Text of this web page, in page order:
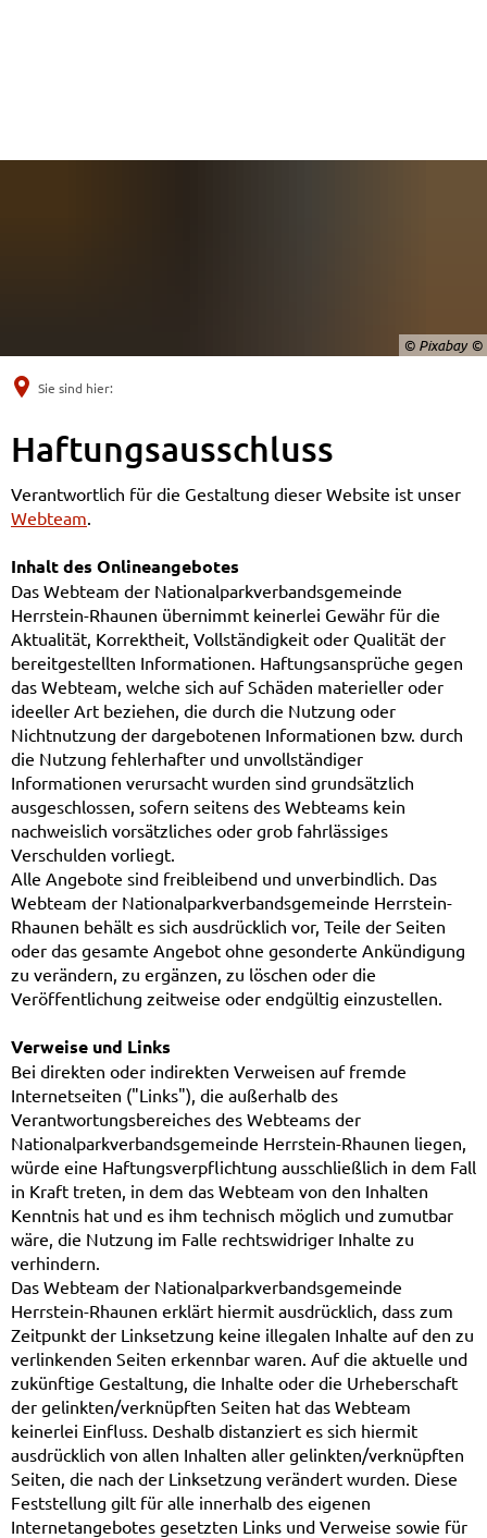
© Pixabay
Sie sind hier:
Haftungsausschluss
Haftungsausschluss
Verantwortlich für die Gestaltung dieser Website ist unser
Webteam.
Inhalt des Onlineangebotes
Das Webteam der Nationalparkverbandsgemeinde
Herrstein-Rhaunen übernimmt keinerlei Gewähr für die
Aktualität, Korrektheit, Vollständigkeit oder Qualität der
bereitgestellten Informationen. Haftungsansprüche gegen
das Webteam, welche sich auf Schäden materieller oder
ideeller Art beziehen, die durch die Nutzung oder
Nichtnutzung der dargebotenen Informationen bzw. durch
die Nutzung fehlerhafter und unvollständiger
Informationen verursacht wurden sind grundsätzlich
ausgeschlossen, sofern seitens des Webteams kein
nachweislich vorsätzliches oder grob fahrlässiges
Verschulden vorliegt.
Alle Angebote sind freibleibend und unverbindlich. Das
Webteam der Nationalparkverbandsgemeinde Herrstein-
Rhaunen behält es sich ausdrücklich vor, Teile der Seiten
oder das gesamte Angebot ohne gesonderte Ankündigung
zu verändern, zu ergänzen, zu löschen oder die
Veröffentlichung zeitweise oder endgültig einzustellen.
Verweise und Links
Bei direkten oder indirekten Verweisen auf fremde
Internetseiten ("Links"), die außerhalb des
Verantwortungsbereiches des Webteams der
Nationalparkverbandsgemeinde Herrstein-Rhaunen liegen,
würde eine Haftungsverpflichtung ausschließlich in dem Fall
in Kraft treten, in dem das Webteam von den Inhalten
Kenntnis hat und es ihm technisch möglich und zumutbar
wäre, die Nutzung im Falle rechtswidriger Inhalte zu
verhindern.
Das Webteam der Nationalparkverbandsgemeinde
Herrstein-Rhaunen erklärt hiermit ausdrücklich, dass zum
Zeitpunkt der Linksetzung keine illegalen Inhalte auf den zu
verlinkenden Seiten erkennbar waren. Auf die aktuelle und
zukünftige Gestaltung, die Inhalte oder die Urheberschaft
der gelinkten/verknüpften Seiten hat das Webteam
keinerlei Einfluss. Deshalb distanziert es sich hiermit
ausdrücklich von allen Inhalten aller gelinkten/verknüpften
Seiten, die nach der Linksetzung verändert wurden. Diese
Feststellung gilt für alle innerhalb des eigenen
Internetangebotes gesetzten Links und Verweise sowie für